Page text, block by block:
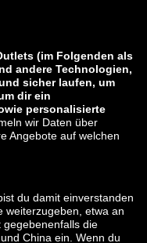
zalando-lounge.cz
zalando-lounge.sk
zalando-lounge.hr
zalando-lounge.ee
zalando-lounge.no